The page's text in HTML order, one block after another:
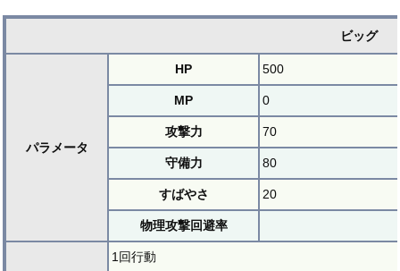
ビッグ
パラメータ
HP 500
MP 0
攻撃力 70
守備力 80
すばやさ 20
物理攻撃回避率
1回行動